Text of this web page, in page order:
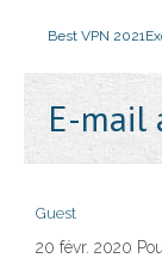
Best VPN 2021
E-mail
Guest
20 févr. 2020